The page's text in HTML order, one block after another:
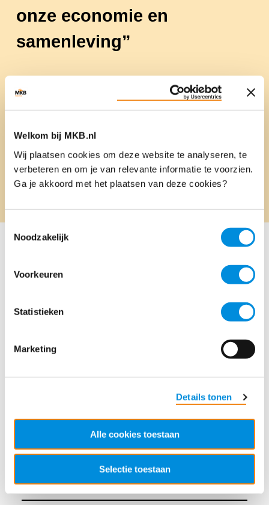
Welkom bij MKB.nl
Wij plaatsen cookies om deze website te analyseren, te
verbeteren en om je van relevante informatie te voorzien.
Ga je akkoord met het plaatsen van deze cookies?
Toestemmingsselectie
Noodzakelijk
Voorkeuren
Statistieken
Marketing
Details tonen
Alle cookies toestaan
Selectie toestaan
onze economie en
samenleving
Onze voorzitter
Onze standpunten
Brieven
Projecten
Onze koers